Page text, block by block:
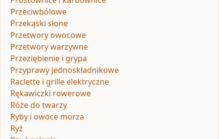
Przeciwbólowe
Przekąski słone
Przetwory owocowe
Przetwory warzywne
Przeziębienie i grypa
Przyprawy jednoskładnikowe
Raclette i grille elektryczne
Rękawiczki rowerowe
Róże do twarzy
Ryby i owoce morza
Ryż